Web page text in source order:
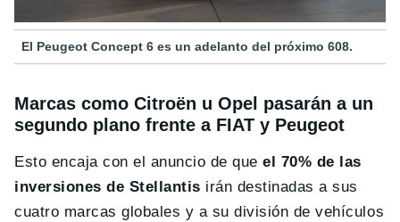
El Peugeot Concept 6 es un adelanto del próximo 608.
Marcas como Citroën u Opel pasarán a un
segundo plano frente a FIAT y Peugeot
Esto encaja con el anuncio de queel 70% de las
inversiones de Stellantis irán destinadas a sus
cuatro marcas globales y a su división de vehículos